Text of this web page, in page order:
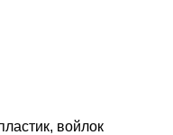
войлок